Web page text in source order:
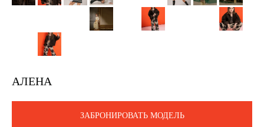
АЛЕНА
ЗАБРОНИРОВАТЬ МОДЕЛЬ